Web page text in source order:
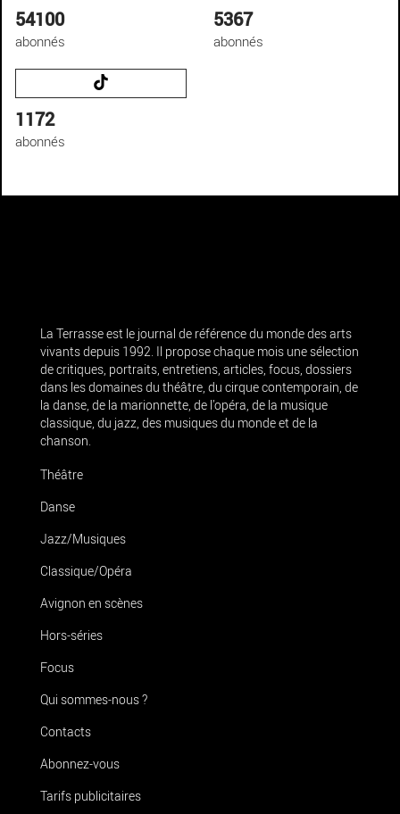
54100
abonnés
5367
abonnés
1172
abonnés
La Terrasse est le journal de référence du monde des arts
vivants depuis 1992. Il propose chaque mois une sélection
de critiques, portraits, entretiens, articles, focus, dossiers
dans les domaines du théâtre, du cirque contemporain, de
la danse, de la marionnette, de l’opéra, de la musique
classique, du jazz, des musiques du monde et de la
chanson.
Théâtre
Danse
Jazz/Musiques
Classique/Opéra
Avignon en scènes
Hors-séries
Focus
Qui sommes-nous ?
Contacts
Abonnez-vous
Tarifs publicitaires